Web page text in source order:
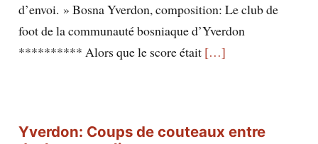
d’envoi. » Bosna Yverdon, composition: Le club de
foot de la communauté bosniaque d’Yverdon
********** Alors que le score était […]
Yverdon: Coups de couteaux entre